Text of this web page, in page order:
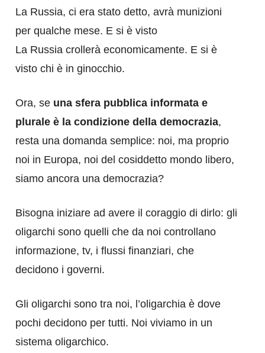
La Russia, ci era stato detto, avrà munizioni
per qualche mese. E si è visto
La Russia crollerà economicamente. E si è
visto chi è in ginocchio.
Ora, se una sfera pubblica informata e
plurale è la condizione della democrazia,
resta una domanda semplice: noi, ma proprio
noi in Europa, noi del cosiddetto mondo libero,
siamo ancora una democrazia?
Bisogna iniziare ad avere il coraggio di dirlo: gli
oligarchi sono quelli che da noi controllano
informazione, tv, i flussi finanziari, che
decidono i governi.
Gli oligarchi sono tra noi, l’oligarchia è dove
pochi decidono per tutti. Noi viviamo in un
sistema oligarchico.